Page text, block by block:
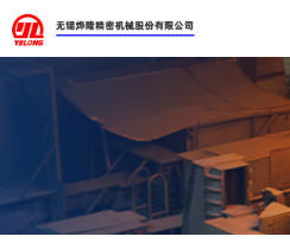
无锡烨隆精密机械有限公司